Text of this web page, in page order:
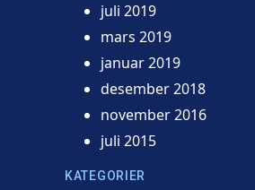
juli 2019
mars 2019
januar 2019
desember 2018
november 2016
juli 2015
KATEGORIER